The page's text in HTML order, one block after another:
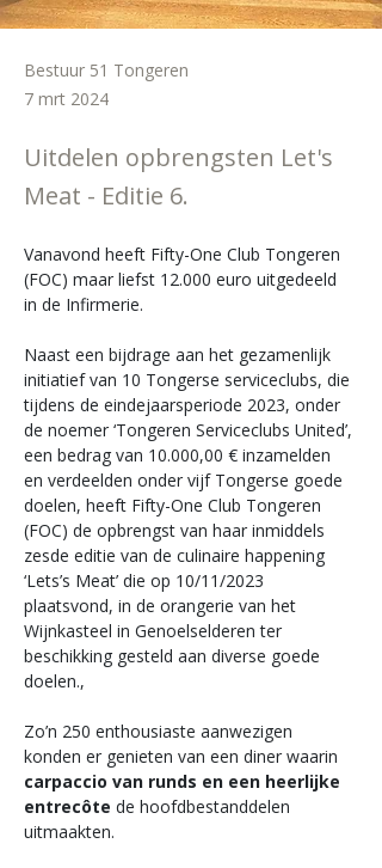
Bestuur 51 Tongeren
7 mrt 2024
Uitdelen opbrengsten Let's
Meat - Editie 6.
Vanavond heeft Fifty-One Club Tongeren
(FOC) maar liefst 12.000 euro uitgedeeld
in de Infirmerie.
Naast een bijdrage aan het gezamenlijk
initiatief van 10 Tongerse serviceclubs, die
tijdens de eindejaarsperiode 2023, onder
de noemer ‘Tongeren Serviceclubs United’,
een bedrag van 10.000,00 € inzamelden
en verdeelden onder vijf Tongerse goede
doelen, heeft Fifty-One Club Tongeren
(FOC) de opbrengst van haar inmiddels
zesde editie van de culinaire happening
‘Lets’s Meat’ die op 10/11/2023
plaatsvond, in de orangerie van het
Wijnkasteel in Genoelselderen ter
beschikking gesteld aan diverse goede
doelen.,
Zo’n 250 enthousiaste aanwezigen
konden er genieten van een diner waarin
carpaccio van runds en een heerlijke
entrecôte de hoofdbestanddelen
uitmaakten.